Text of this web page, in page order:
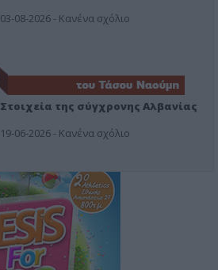
03-08-2026 - Κανένα σχόλιο
Στοιχεία της σύγχρονης Αλβανίας
19-06-2026 - Κανένα σχόλιο